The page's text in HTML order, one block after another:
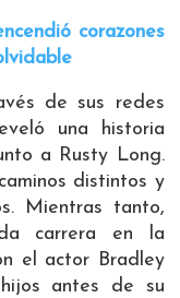
corazones
de sus redes
una historia
a Rusty Long.
distintos y
Mientras tanto,
carrera en la
el actor Bradley
antes de su